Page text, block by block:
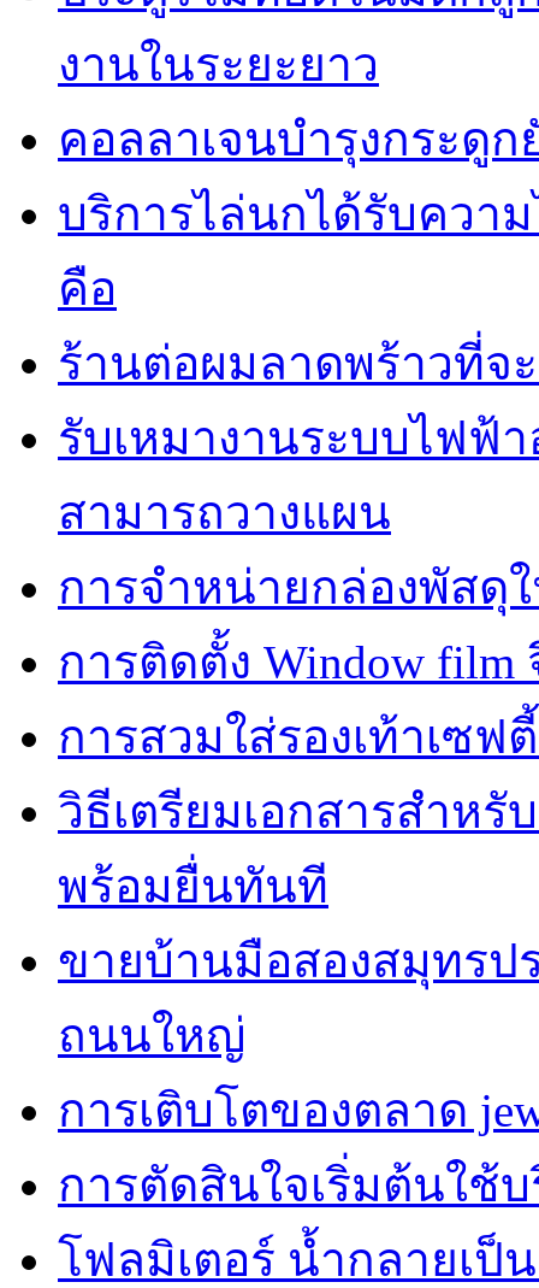
งานในระยะยาว
คอลลาเจนบำรุงกระดู
บริการไล่นกได้รับควา
คือ
ร้านต่อผมลาดพร้าวที่จ
รับเหมางานระบบไฟฟ้
สามารถวางแผน
การจำหน่ายกล่องพัสดุ
การติดตั้ง Window
การสวมใส่รองเท้าเซฟ
วิธีเตรียมเอกสารสำห
พร้อมยื่นทันที
ขายบ้านมือสองสมุทรป
ถนนใหญ่
การเติบโตของตลาด
การตัดสินใจเริ่มต้นใช้
โฟลมิเตอร์ น้ำกลายเ